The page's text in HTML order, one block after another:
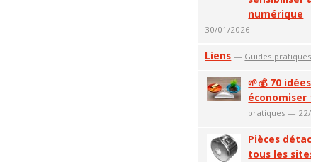
numérique
30/01/2026
Liens — Guides pratiques
🌱💰 70
économiser
pratiques — 22/
Pièces
tous les